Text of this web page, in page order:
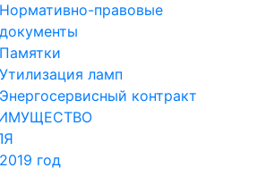
Нормативно-правовые
документы
Памятки
Утилизация ламп
Энергосервисный контракт
2019 год